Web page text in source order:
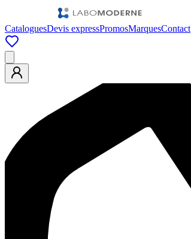
CataloguesDevis expressPromosMarquesContact